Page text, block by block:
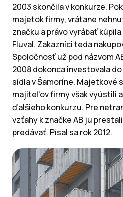
2003 skončila v konkurze.
majetok firmy, vrátane
značku a právo vyrábať
Fluval. Zákazníci teda
Spoločnosť už pod názvom
2008 dokonca investovala
sídla v Šamoríne. Majetkové
majiteľov firmy však vyústili
ďalšieho konkurzu. Pre
vzťahy k značke AB ju
predávať. Písal sa rok 2012.